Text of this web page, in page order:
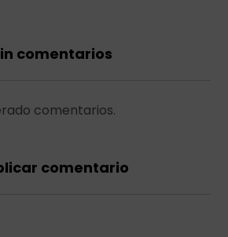
comentarios
comentarios.
comentario